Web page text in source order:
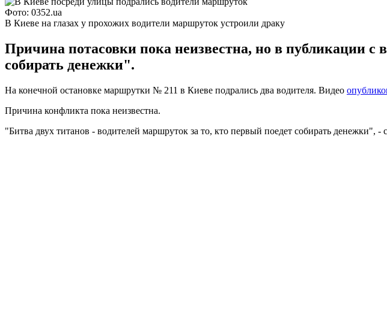
Фото: 0352.ua
В Киеве на глазах у прохожих водители маршруток устроили драку
Причина потасовки пока неизвестна, но в публикации с
собирать денежки".
На конечной остановке маршрутки № 211 в Киеве подрались два водителя. Видео
Причина конфликта пока неизвестна.
"Битва двух титанов - водителей маршруток за то, кто первый поедет собирать денежки", -